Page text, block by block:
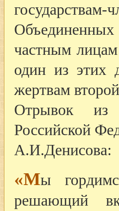
Объединенных
частным
один из этих
жертвам
Отрывок из
Российской
А.И.Денисова:
«Мы
решающий